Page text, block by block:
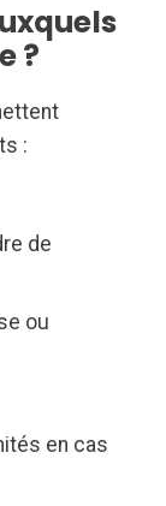
?
:
de
ou
en cas